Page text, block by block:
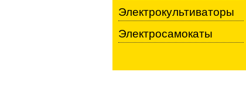
Электрокультиваторы
Электросамокаты